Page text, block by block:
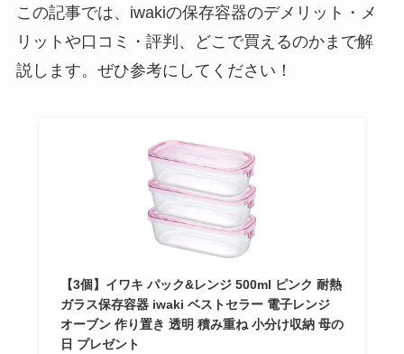
この記事では、iwakiの保存容器のデメリット・メ
リットや口コミ・評判、どこで買えるのかまで解
説します。ぜひ参考にしてください！
【3個】イワキ パック&レンジ 500ml ピンク 耐熱
ガラス保存容器 iwaki ベストセラー 電子レンジ
オーブン 作り置き 透明 積み重ね 小分け収納 母の
日 プレゼント